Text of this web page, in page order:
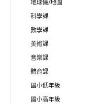
地球儀/地圖
科學課
數學課
美術課
音樂課
體育課
國小低年級
國小高年級